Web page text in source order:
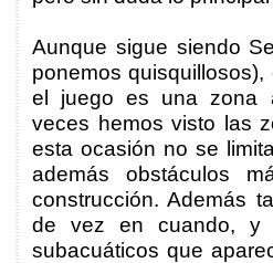
Aunque sigue siendo
ponemos
el juego es una zona
veces hemos visto las
esta ocasión no se
además obstáculos
construcción. Además
de vez en cuando, y
subacuáticos que